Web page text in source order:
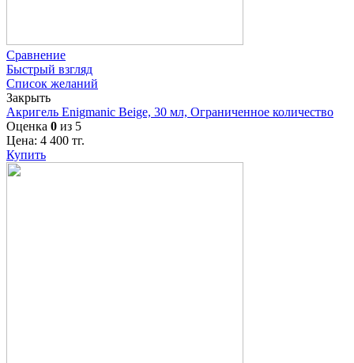
Сравнение
Быстрый взгляд
Список желаний
Закрыть
Акригель Enigmanic Beige, 30 мл, Ограниченное количество
Оценка 0 из 5
Цена: 4 400 тг.
Купить